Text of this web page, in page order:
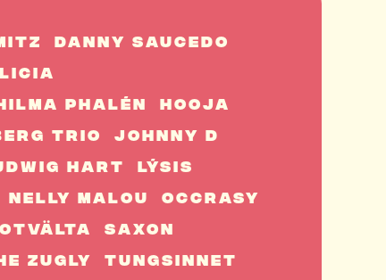
Danny Saucedo
Phalén
Hooja
Trio
Johnny D
Hart
Lýsis
Nelly Malou
Occrasy
Saxon
Zugly Tungsinnet